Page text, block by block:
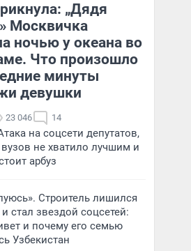
„Дядя
Москвичка
ночью у океана во
Что произошло
минуты
девушки
23 046 14
на соцсети депутатов,
не хватило лучшим и
арбуз
Строитель лишился
и стал звездой соцсетей:
и почему его семью
Узбекистан